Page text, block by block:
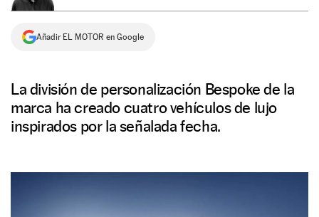
Añadir EL MOTOR en Google
La división de personalización Bespoke de la
marca ha creado cuatro vehículos de lujo
inspirados por la señalada fecha.